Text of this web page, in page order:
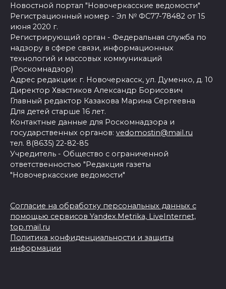
Новостной портал "Новочеркасские ведомости"
Регистрационный номер - Эл № ФС77-78482 от 15
июня 2020 г.
Регистрирующий орган - Федеральная служба по
надзору в сфере связи, информационных
технологий и массовых коммуникаций
(Роскомнадзор)
Адрес редакции: г. Новочеркасск, ул. Думенко, д. 10
Директор Хвастиков Александр Борисович
Главный редактор Казакова Марина Сергеевна
Для детей старше 16 лет.
Контактные данные для Роскомнадзора и
государственных органов: vedomostin@mail.ru
тел. 8(8635) 22-82-85
Учредитель - Общество с ограниченной
ответственностью "Редакция газеты
"Новочеркасские ведомости"
Согласие на обработку персональных данных с
помощью сервисов Yandex.Metrika, LiveInternet,
top.mail.ru
Политика конфиденциальности и защиты
информации